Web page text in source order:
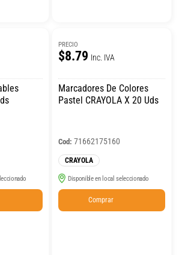
PRECIO
$8.79 Inc. IVA
Marcadores De Colores
Pastel CRAYOLA X 20 Uds
Cod: 71662175160
CRAYOLA
Disponible en local seleccionado
Comprar